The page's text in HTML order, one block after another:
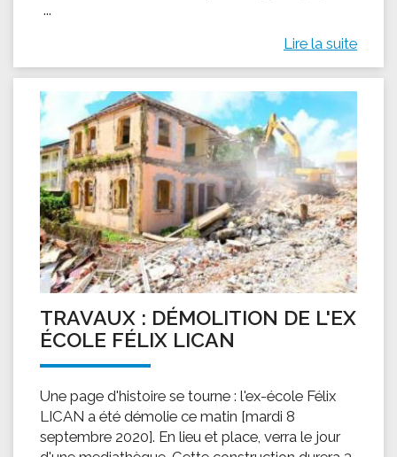
...
Lire la suite
TRAVAUX : DÉMOLITION DE L'EX
ÉCOLE FÉLIX LICAN
Une page d'histoire se tourne : l'ex-école Félix
LICAN a été démolie ce matin [mardi 8
septembre 2020]. En lieu et place, verra le jour